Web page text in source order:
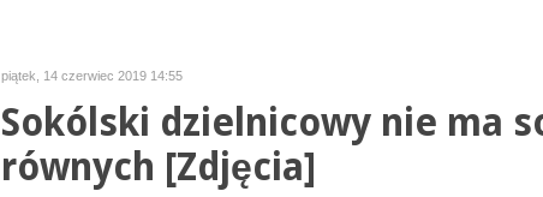
piątek, 14 czerwiec 2019 14:55
Sokólski dzielnicowy nie ma
równych [Zdjęcia]